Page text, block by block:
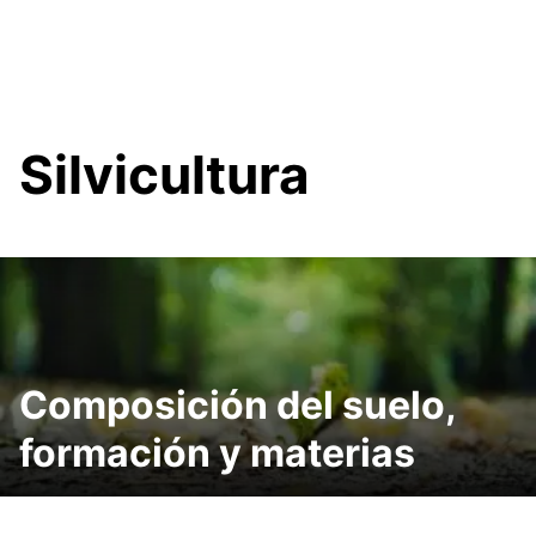
Silvicultura
Composición del suelo,
formación y materias